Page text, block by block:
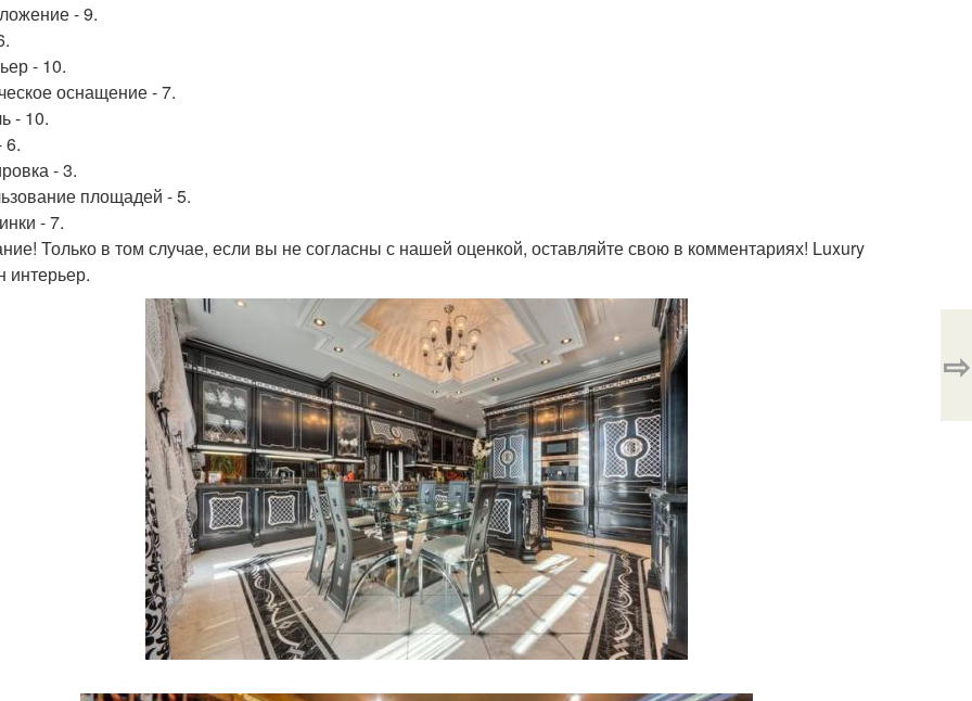
- 9.
- 10.
оснащение - 7.
- 10.
6.
- 3.
площадей - 5.
- 7.
Только в том случае, если вы не согласны с нашей оценкой, оставляйте свою в комментариях! Luxury
интерьер.
⇨